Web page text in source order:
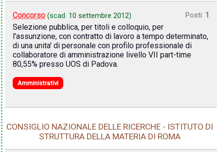
Concorso (scad. 10 settembre 2012) Posti: 1
Selezione pubblica, per titoli e colloquio, per
l'assunzione, con contratto di lavoro a tempo determinato,
di una unita' di personale con profilo professionale di
collaboratore di amministrazione livello VII part-time
80,55% presso UOS di Padova.
Amministrativi
CONSIGLIO NAZIONALE DELLE RICERCHE - ISTITUTO DI
STRUTTURA DELLA MATERIA DI ROMA